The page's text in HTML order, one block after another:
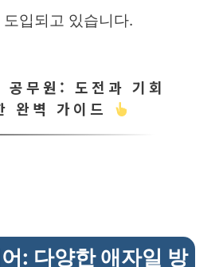
입되고 있습니다.
공무원: 도전과 기회
완벽 가이드
: 다양한 애자일 방